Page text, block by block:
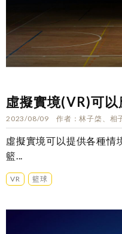
虛擬實境(VR)可
2023/08/09 作者 林子棨、相
虛擬實境可以提供各種情
籃...
VR 籃球